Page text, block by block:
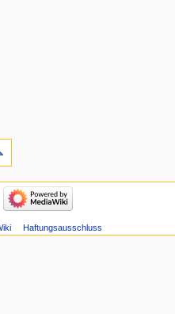
Haftungsausschluss